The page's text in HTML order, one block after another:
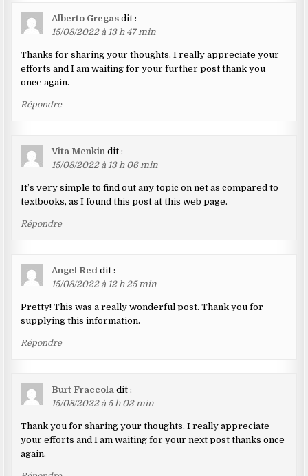
Alberto Gregas dit :
15/08/2022 à 13 h 47 min
Thanks for sharing your thoughts. I really appreciate your
efforts and I am waiting for your further post thank you
once again.
Répondre
Vita Menkin dit :
15/08/2022 à 13 h 06 min
It’s very simple to find out any topic on net as compared to
textbooks, as I found this post at this web page.
Répondre
Angel Red dit :
15/08/2022 à 12 h 25 min
Pretty! This was a really wonderful post. Thank you for
supplying this information.
Répondre
Burt Fraccola dit :
15/08/2022 à 5 h 03 min
Thank you for sharing your thoughts. I really appreciate
your efforts and I am waiting for your next post thanks once
again.